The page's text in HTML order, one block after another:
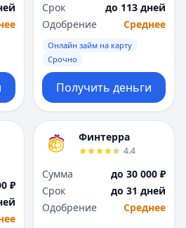
Омск
П
Пенза
Пермь
Р
Ростов-на-Дону
Рязань
С
Самара
Санкт-Петербург
Саратов
Омск
Оренбург
П
Пенза
Пермь
Р
Ростов-на-Дону
Рязань
С
Самара
Санкт-Петербург
Саратов
Срок
до 113 дней
Одобрение
Среднее
Онлайн займ на карту
Срочно
Получить деньги
₽
Финтерра
4.4
Сумма
до 30 000 ₽
Срок
до 31 дней
Одобрение
Среднее